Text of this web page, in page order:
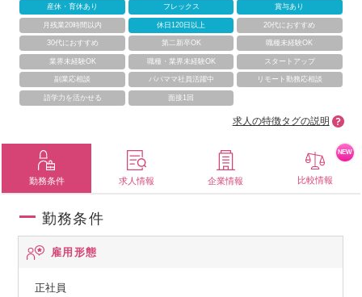
産休・育休あり フレックス 賞与あり
月残業20時間以内 休日120日以上 20代におすすめ
30代におすすめ 第二新卒OK 職種未経験OK
業界未経験OK 職種・業界未経験OK スタートアップ
副業応相談 パパママ社員活躍中 リモート勤務応相談
語学力を活かせる 面接1回
求人の特徴タグの説明
勤務条件 求人情報 企業情報 比較情報
NEW
勤務条件
雇用形態
正社員